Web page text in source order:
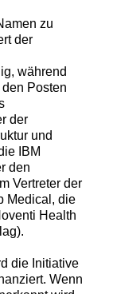
zu
der
während
Posten
der
und
IBM
den
Vertreter der
Medical, die
Health
die Initiative
Wenn